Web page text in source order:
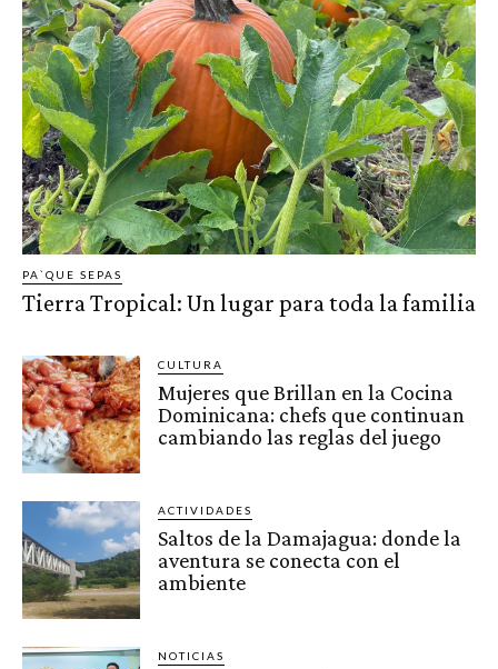
PA`QUE SEPAS
Tierra Tropical: Un lugar para toda la familia
CULTURA
Mujeres que Brillan en la Cocina
Dominicana: chefs que continuan
cambiando las reglas del juego
ACTIVIDADES
Saltos de la Damajagua: donde la
aventura se conecta con el
ambiente
NOTICIAS